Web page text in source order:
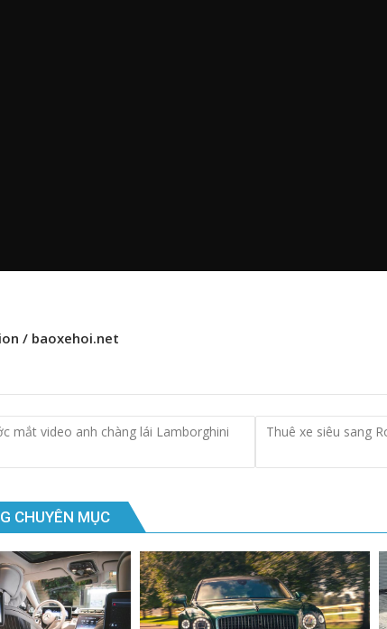
/ baoxehoi.net
mắt video anh chàng lái Lamborghini
Thuê xe siêu sang
CHUYÊN MỤC